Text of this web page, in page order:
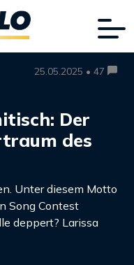
25.05.2025 • 47
Der
des
Unter diesem Motto
Song Contest
deppert? Larissa